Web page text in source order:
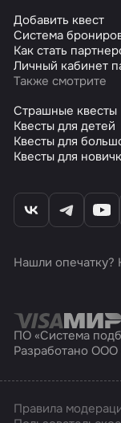
Добавить квест
Система
Как стать
Личный кабинет
Также смотрите
Страшные квесты
Квесты для детей
Квесты для
Квесты для
Нашли
ПО «Система
Разработано ООО
Правила